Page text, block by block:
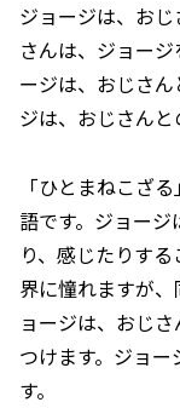
ジョージは、お
さんは、ジョー
ージは、おじさ
ジは、おじさんと
「ひとまねこざ
語です。ジョー
り、感じたりす
界に憧れますが
ョージは、おじ
つけます。ジョ
す。